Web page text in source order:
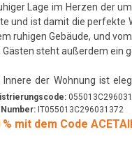
Lage im Herzen der
und ist damit die perfekte
ruhigen Gebäude, und
Gästen steht außerdem ein
Innere der Wohnung ist
Holzbalken und
einen Couchtisch
einem
IT055013C296031372
% mit dem Code